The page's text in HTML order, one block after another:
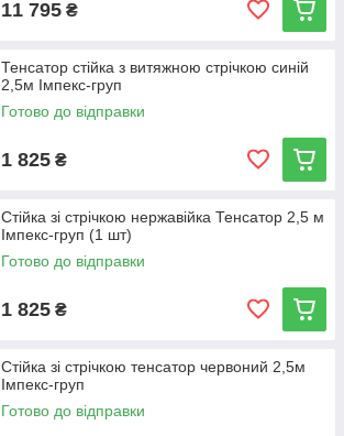
11 795 ₴
Тенсатор стійка з витяжною стрічкою синій
2,5м Імпекс-груп
Готово до відправки
1 825 ₴
Стійка зі стрічкою нержавійка Тенсатор 2,5 м
Імпекс-груп (1 шт)
Готово до відправки
1 825 ₴
Стійка зі стрічкою тенсатор червоний 2,5м
Імпекс-груп
Готово до відправки